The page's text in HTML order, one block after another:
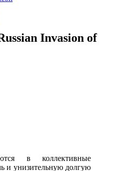
Invasion of
в коллективные
и унизительную долгую